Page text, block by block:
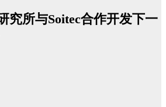
究所与Soitec合作开发下一